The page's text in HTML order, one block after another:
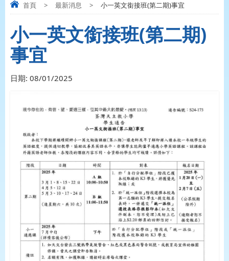
首頁 > 最新消息 > 小一英文銜接班(第二期)事宜
小一英文銜接班(第二期)
事宜
日期: 08/01/2025